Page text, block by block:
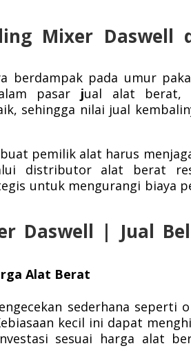
Mixer Daswell
berdampak pada umur
pasar jual alat berat,
sehingga nilai jual
pemilik alat harus
distributor alat berat
untuk mengurangi biaya
Daswell | Jual
Alat Berat
sederhana seperti
kecil ini dapat
sesuai harga alat